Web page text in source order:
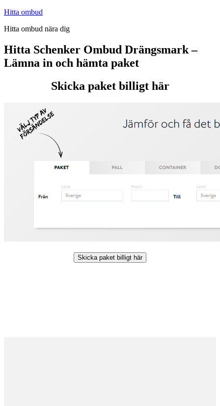
Hoppa
innehåll
Hitta ombud
Hitta ombud nära dig
Hitta Schenker Ombud Drängsmark –
Lämna in och hämta paket
Skicka paket billigt här
Skicka paket billigt här